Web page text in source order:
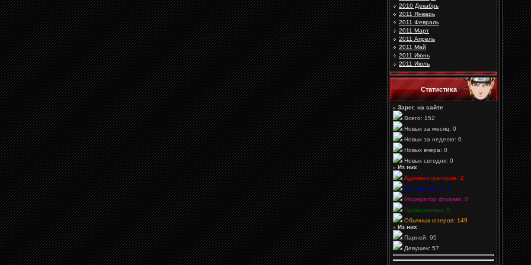
2010 Декабрь
2011 Январь
2011 Февраль
2011 Март
2011 Апрель
2011 Май
2011 Июнь
2011 Июль
Статистика
» Зарег. на сайте
Всего: 152
Новых за месяц: 0
Новых за неделю: 0
Новых вчера: 0
Новых сегодня: 0
» Из них
Администраторов: 2
Модераторов: 1
Модератор форума: 0
Проверенных: 0
Обычных юзеров: 149
» Из них
Парней: 95
Девушек: 57